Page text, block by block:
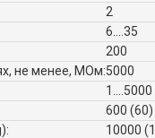
2
6....35
200
не менее, МОм:5000
1....5000
600 (60)
10000